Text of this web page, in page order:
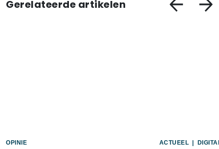
Gerelateerde artikelen
OPINIE ACTUEEL